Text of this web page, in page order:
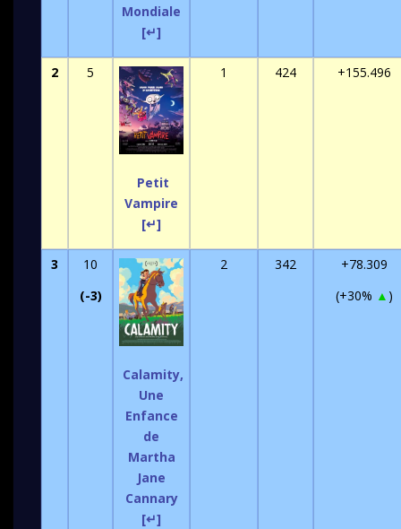
Mondiale
[↵]
2 5
Petit
Vampire
[↵]
1 424 +155.496
3
10
(-3)
Calamity,
Une
Enfance
de
Martha
Jane
Cannary
[↵]
2 342
+78.309
(+30% ▲ )